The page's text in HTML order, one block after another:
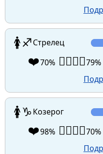
🚺♐Стрелец
❤️70% 👩‍❤️‍💋‍👨79%
🚺♑Козерог
❤️98% 👩‍❤️‍💋‍👨70%